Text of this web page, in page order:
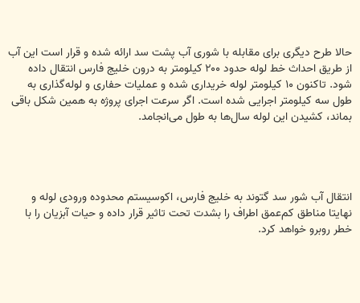
حالا طرح دیگری برای مقابله با شوری آب پشت سد ارائه شده و قرار است این آب
از طریق احداث خط لوله حدود ۲۰۰ کیلومتر به درون خلیج فارس انتقال داده
شود. تاکنون ۱۰ کیلومتر لوله خریداری شده و عملیات حفاری و لوله‌گذاری به
طول سه کیلومتر اجرایی شده‌ است. اگر سرعت اجرای پروژه به همین شکل باقی
بماند، کشیدن این لوله سال‌ها به طول می‌انجامد.
انتقال آب شور سد گتوند به خلیج فارس، اکوسیستم محدوده ورودی لوله و
نهایتا مناطق کم‌عمق اطراف را بشدت تحت تاثیر قرار داده و حیات آبزیان را با
خطر روبرو خواهد کرد.